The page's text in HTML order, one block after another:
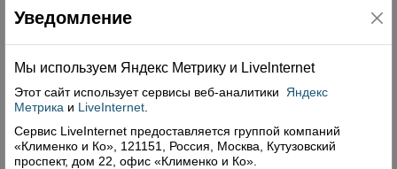
Уведомление
Мы используем Яндекс Метрику и Livelnternet
Этот сайт использует сервисы веб-аналитики
Яндекс
Метрика и LiveInternet
Сервис LiveInternet предоставляется группой компаний
«Клименко и Ко», 121151, Россия, Москва, Кутузовский
проспект, дом 22, офис «Клименко и Ко».